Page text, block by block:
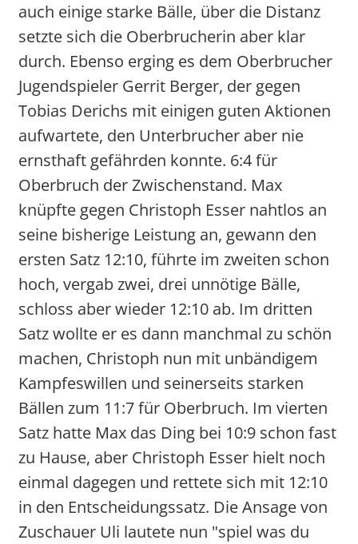
auch einige starke Bälle, über die Distanz
setzte sich die Oberbrucherin aber klar
durch. Ebenso erging es dem Oberbrucher
Jugendspieler Gerrit Berger, der gegen
Tobias Derichs mit einigen guten Aktionen
aufwartete, den Unterbrucher aber nie
ernsthaft gefährden konnte. 6:4 für
Oberbruch der Zwischenstand. Max
knüpfte gegen Christoph Esser nahtlos an
seine bisherige Leistung an, gewann den
ersten Satz 12:10, führte im zweiten schon
hoch, vergab zwei, drei unnötige Bälle,
schloss aber wieder 12:10 ab. Im dritten
Satz wollte er es dann manchmal zu schön
machen, Christoph nun mit unbändigem
Kampfeswillen und seinerseits starken
Bällen zum 11:7 für Oberbruch. Im vierten
Satz hatte Max das Ding bei 10:9 schon fast
zu Hause, aber Christoph Esser hielt noch
einmal dagegen und rettete sich mit 12:10
in den Entscheidungssatz. Die Ansage von
Zuschauer Uli lautete nun "spiel was du